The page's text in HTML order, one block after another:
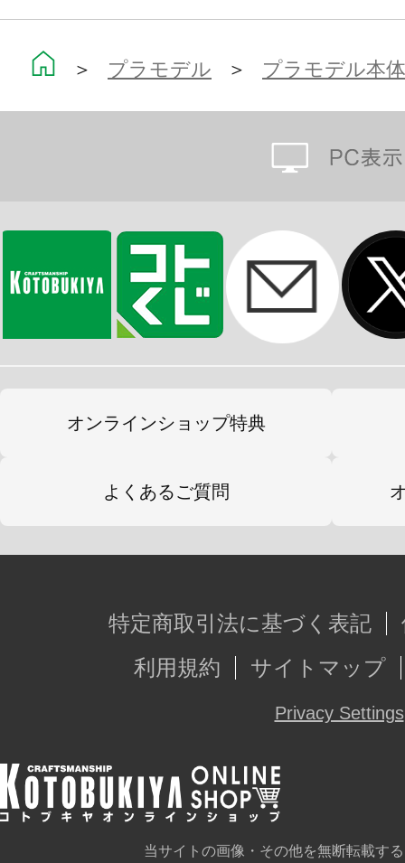
※画像は試作品です。実際の商品と
ます。また撮影用に塗装されており
※本製品はお客様ご自身で組み立て
＞ プラモデル ＞ プラモデル本体
オンラインショップ特典
よくあるご質問
特定商取引法に基づく表記
利用規約
サイトマップ
Privacy Settings
当サイトの画像・その他を無断転載す